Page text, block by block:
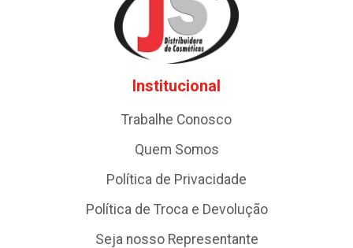
Institucional
Trabalhe Conosco
Quem Somos
Política de Privacidade
Política de Troca e Devolução
Seja nosso Representante